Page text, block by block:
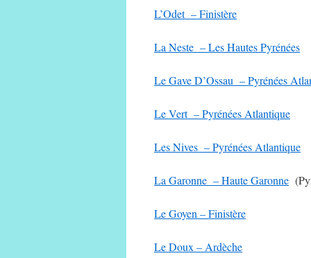
L’Odet – Finistère
La Neste – Les Hautes Pyrénées
Le Gave D’Ossau – Pyrénées
Le Vert – Pyrénées Atlantique
Les Nives – Pyrénées Atlantique
La Garonne – Haute Garonne
Le Goyen – Finistère
Le Doux – Ardèche